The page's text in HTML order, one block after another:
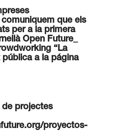
comuniquem que els
per a la primera
Open Future_
“La
pública a la página
de projectes
proyectos-